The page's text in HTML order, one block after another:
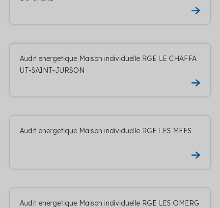
Audit energetique Maison individuelle RGE LE CHAFFA
UT-SAINT-JURSON
Audit energetique Maison individuelle RGE LES MEES
Audit energetique Maison individuelle RGE LES OMERG